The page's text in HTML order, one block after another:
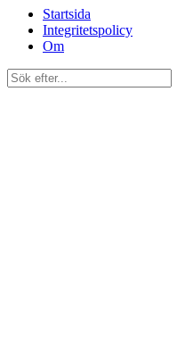
Startsida
Integritetspolicy
Om